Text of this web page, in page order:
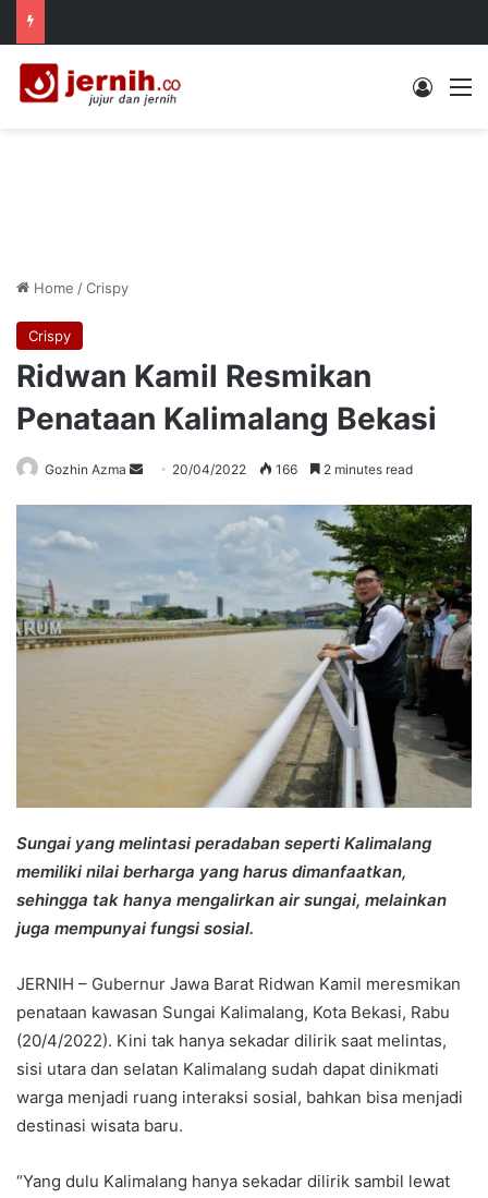
Log In
Home /Crispy
Crispy
Ridwan Kamil Resmikan
Penataan Kalimalang Bekasi
Gozhin Azma
Send 20/04/2022 166 2 minutes read
Sungai yang melintasi peradaban seperti Kalimalang
memiliki nilai berharga yang harus dimanfaatkan,
sehingga tak hanya mengalirkan air sungai, melainkan
juga mempunyai fungsi sosial.
JERNIH – Gubernur Jawa Barat Ridwan Kamil meresmikan
penataan kawasan Sungai Kalimalang, Kota Bekasi, Rabu
(20/4/2022). Kini tak hanya sekadar dilirik saat melintas,
sisi utara dan selatan Kalimalang sudah dapat dinikmati
warga menjadi ruang interaksi sosial, bahkan bisa menjadi
destinasi wisata baru.
“Yang dulu Kalimalang hanya sekadar dilirik sambil lewat